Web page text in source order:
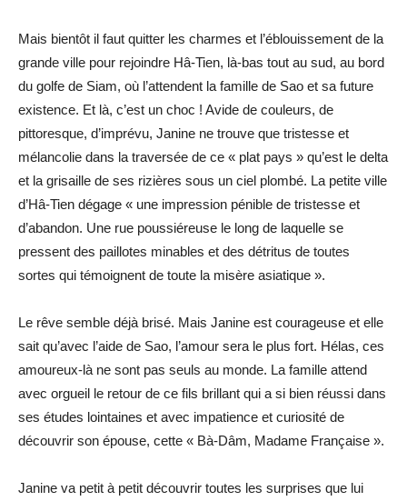
Mais bientôt il faut quitter les charmes et l’éblouissement de la
grande ville pour rejoindre Hâ-Tien, là-bas tout au sud, au bord
du golfe de Siam, où l’attendent la famille de Sao et sa future
existence. Et là, c’est un choc ! Avide de couleurs, de
pittoresque, d’imprévu, Janine ne trouve que tristesse et
mélancolie dans la traversée de ce « plat pays » qu’est le delta
et la grisaille de ses rizières sous un ciel plombé. La petite ville
d’Hâ-Tien dégage « une impression pénible de tristesse et
d’abandon. Une rue poussiéreuse le long de laquelle se
pressent des paillotes minables et des détritus de toutes
sortes qui témoignent de toute la misère asiatique ».
Le rêve semble déjà brisé. Mais Janine est courageuse et elle
sait qu’avec l’aide de Sao, l’amour sera le plus fort. Hélas, ces
amoureux-là ne sont pas seuls au monde. La famille attend
avec orgueil le retour de ce fils brillant qui a si bien réussi dans
ses études lointaines et avec impatience et curiosité de
découvrir son épouse, cette « Bà-Dâm, Madame Française ».
Janine va petit à petit découvrir toutes les surprises que lui